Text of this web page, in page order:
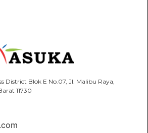
District Blok E No.07, Jl. Malibu Raya,
11730